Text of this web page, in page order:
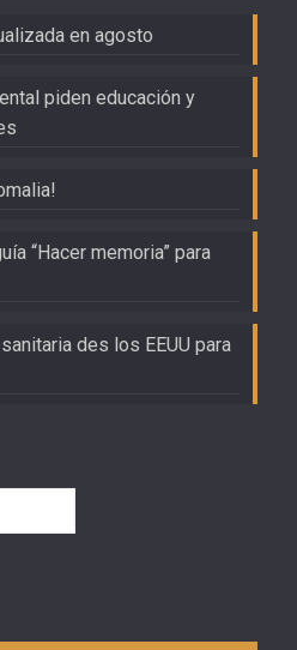
en agosto
piden educación y
“Hacer memoria” para
des los EEUU para